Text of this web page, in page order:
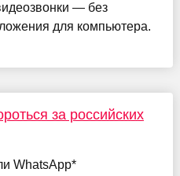
— без
для компьютера.
за российских
WhatsApp*